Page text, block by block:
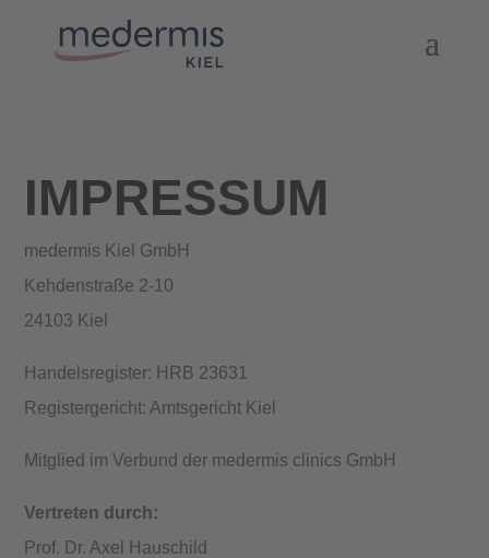
IMPRESSUM
medermis Kiel GmbH
Kehdenstraße 2-10
24103 Kiel
Handelsregister: HRB 23631
Registergericht: Amtsgericht Kiel
Mitglied im Verbund der medermis clinics GmbH
Vertreten durch:
Prof. Dr. Axel Hauschild